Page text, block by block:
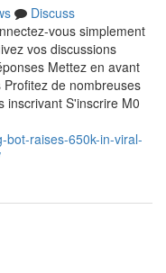
Discuss
vous simplement
vos discussions
Mettez en avant
de nombreuses
inscrivant S'inscrire M0
bot-raises-650k-in-viral-